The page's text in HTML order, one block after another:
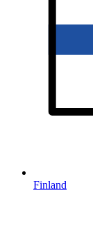
Finland